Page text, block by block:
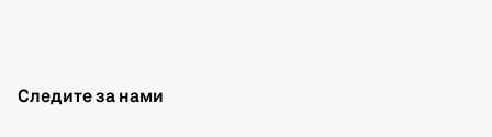
Следите за нами